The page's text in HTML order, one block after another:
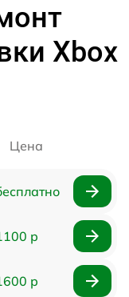
Xbox
Цена
р
р